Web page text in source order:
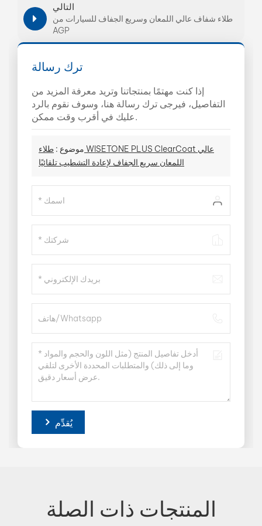
التالي
طلاء شفاف عالي اللمعان وسريع الجفاف للسيارات من
AGP
ترك رسالة
إذا كنت مهتمًا بمنتجاتنا وتريد معرفة المزيد من
التفاصيل، فيرجى ترك رسالة هنا، وسوف نقوم بالرد
عليك في أقرب وقت ممكن.
موضوع : طلاء WISETONE PLUS ClearCoat عالي
اللمعان سريع الجفاف لإعادة التشطيب تلقائيًا
يُقدِّم
المنتجات ذات الصلة